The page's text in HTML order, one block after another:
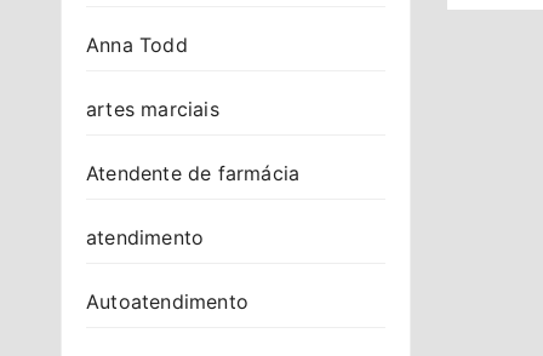
Anna Todd
artes marciais
Atendente de farmácia
atendimento
Autoatendimento